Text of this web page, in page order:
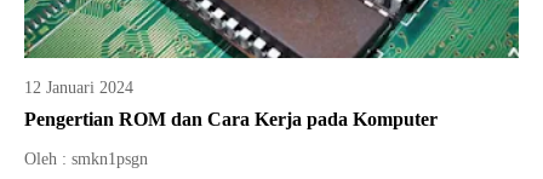
12 Januari 2024
Pengertian ROM dan Cara Kerja pada Komputer
Oleh : smkn1psgn